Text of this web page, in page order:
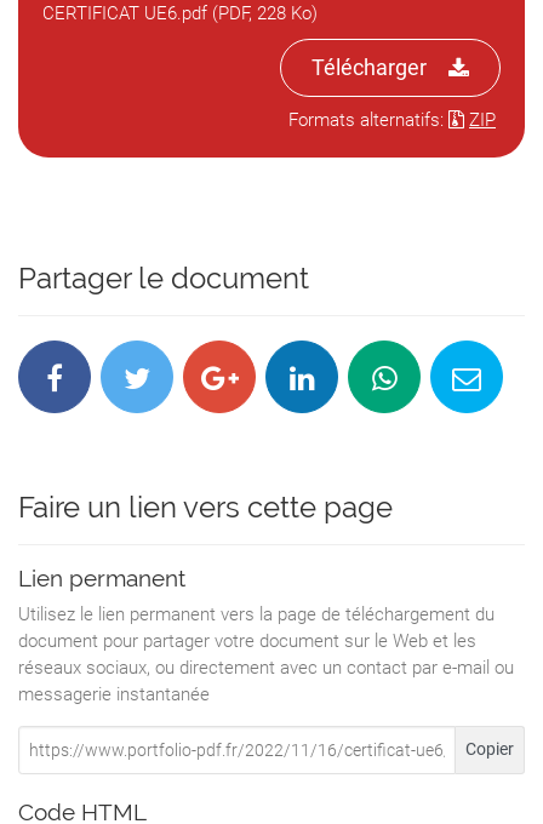
CERTIFICAT UE6.pdf (PDF, 228 Ko)
Télécharger
Formats alternatifs: ZIP
Partager le document
Faire un lien vers cette page
Lien permanent
Utilisez le lien permanent vers la page de téléchargement du
document pour partager votre document sur le Web et les
réseaux sociaux, ou directement avec un contact par e-mail ou
messagerie instantanée
Copier
Code HTML